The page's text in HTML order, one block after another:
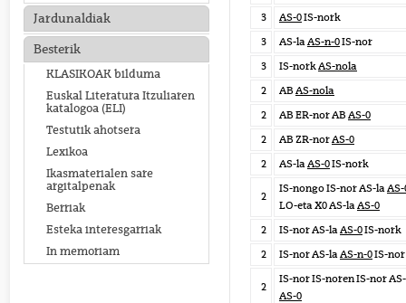
Jardunaldiak
Besterik
KLASIKOAK bilduma
Euskal Literatura Itzuliaren
katalogoa (ELI)
Testutik ahotsera
Lexikoa
Ikasmaterialen sare
argitalpenak
Berriak
Esteka interesgarriak
In memoriam
3
AS-0IS-nork
3
AS-laAS-n-0IS-nor
3
IS-norkAS-nola
2
AB AS-nola
2
AB ER-nor AB AS-0
2
AB ZR-norAS-0
2
AS-laAS-0IS-nork
2
IS-nongo IS-nor AS-laAS-
LO-eta X0 AS-laAS-0
2
IS-nor AS-laAS-0IS-nork
2
IS-nor AS-laAS-n-0IS-nor
2
IS-nor IS-noren IS-nor
AS-0